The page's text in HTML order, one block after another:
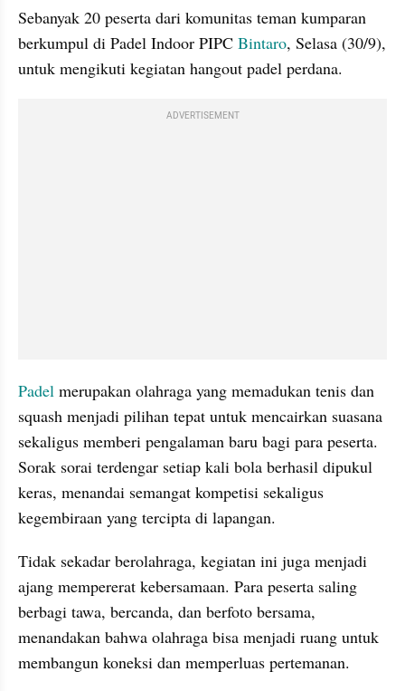
Sebanyak 20 peserta dari komunitas teman kumparan
berkumpul di Padel Indoor PIPC Bintaro, Selasa (30/9),
untuk mengikuti kegiatan hangout padel perdana.
ADVERTISEMENT
Padel merupakan olahraga yang memadukan tenis dan
squash menjadi pilihan tepat untuk mencairkan suasana
sekaligus memberi pengalaman baru bagi para peserta.
Sorak sorai terdengar setiap kali bola berhasil dipukul
keras, menandai semangat kompetisi sekaligus
kegembiraan yang tercipta di lapangan.
Tidak sekadar berolahraga, kegiatan ini juga menjadi
ajang mempererat kebersamaan. Para peserta saling
berbagi tawa, bercanda, dan berfoto bersama,
menandakan bahwa olahraga bisa menjadi ruang untuk
membangun koneksi dan memperluas pertemanan.